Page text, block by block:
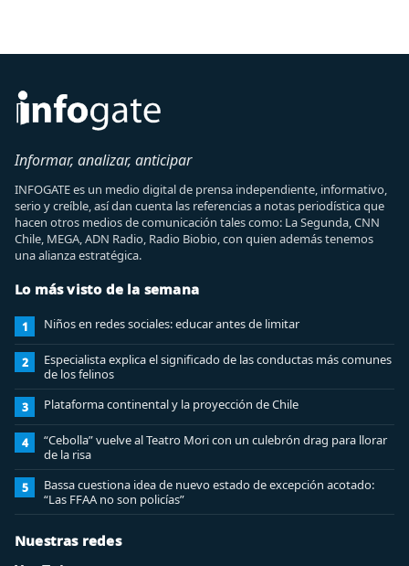
Informar, analizar, anticipar
INFOGATE es un medio digital de prensa independiente, informativo,
serio y creíble, así dan cuenta las referencias a notas periodística que
hacen otros medios de comunicación tales como: La Segunda, CNN
Chile, MEGA, ADN Radio, Radio Biobio, con quien además tenemos
una alianza estratégica.
Lo más visto de la semana
1 Niños en redes sociales: educar antes de limitar
2
Especialista explica el significado de las conductas más comunes
de los felinos
3 Plataforma continental y la proyección de Chile
4
“Cebolla” vuelve al Teatro Mori con un culebrón drag para llorar
de la risa
5
Bassa cuestiona idea de nuevo estado de excepción acotado:
“Las FFAA no son policías”
Nuestras redes